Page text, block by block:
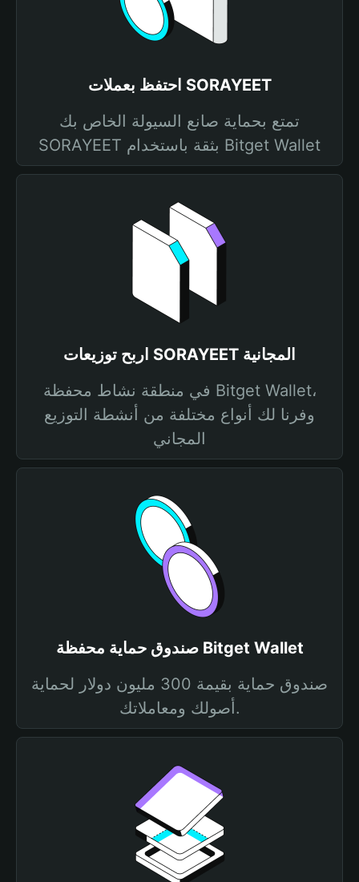
احتفظ بعملات SORAYEET
تمتع بحماية صانع السيولة الخاص بك
SORAYEET بثقة باستخدام Bitget Wallet
اربح توزيعات SORAYEET المجانية
في منطقة نشاط محفظة Bitget Wallet،
وفرنا لك أنواع مختلفة من أنشطة التوزيع
المجاني
صندوق حماية محفظة Bitget Wallet
صندوق حماية بقيمة 300 مليون دولار لحماية
أصولك ومعاملاتك.